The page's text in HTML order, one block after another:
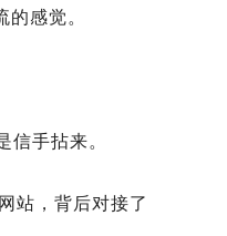
感觉。
信手拈来。
站，背后对接了